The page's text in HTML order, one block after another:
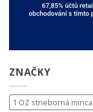
ZNAČKY
1 OZ strieborná minca